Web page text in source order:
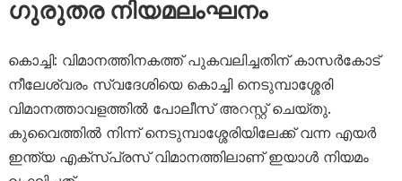
ഗുരുതര നിയമലംഘനം
കൊച്ചി: വിമാനത്തിനകത്ത് പുകവലിച്ചതിന് കാസർകോട്
നീലേശ്വരം സ്വദേശിയെ കൊച്ചി നെടുമ്പാശ്ശേരി
വിമാനത്താവളത്തിൽ പോലീസ് അറസ്റ്റ് ചെയ്തു.
കുവൈത്തിൽ നിന്ന് നെടുമ്പാശ്ശേരിയിലേക്ക് വന്ന എയർ
ഇന്ത്യ എക്സ്പ്രസ് വിമാനത്തിലാണ് ഇയാൾ നിയമം